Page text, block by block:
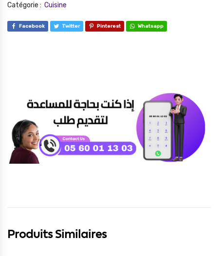
Catégorie : Cuisine
Facebook Twitter Pinterest Whatsapp
Produits Similaires